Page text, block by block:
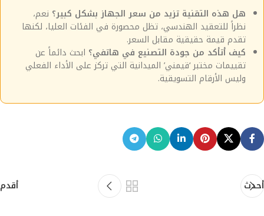
هل هذه التقنية تزيد من سعر الجهاز بشكل كبير؟ نعم،
نظراً للتعقيد الهندسي، تظل محصورة في الفئات العليا، لكنها
تقدم قيمة حقيقية مقابل السعر.
كيف أتأكد من جودة التصنيع في هاتفي؟ ابحث دائماً عن
تقييمات مختبر ‘قيمني’ الميدانية التي تركز على الأداء الفعلي
وليس الأرقام التسويقية.
أحدث أقدم